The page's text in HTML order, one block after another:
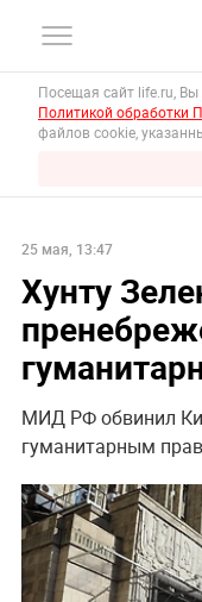
Посещая сайт life.ru,
Политикой обработки
файлов cookie,
25 мая, 13:47
Хунту
МИД РФ обвинил
гуманитарным